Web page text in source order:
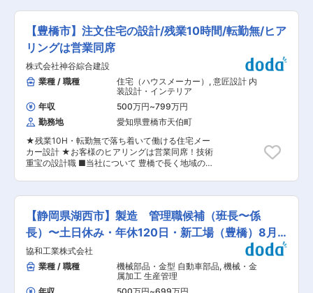
料理人へと成長できる、挑戦の環境があります。
<技術を極める環境> 和食の料理人として、妥
協せず技術を磨き、極めていける環境が整ってい
ます。また、客単価1万円の店舗であるため、
日々の業務で高級食材を扱う機会が多く、技術の
幅を広げることができます。 ＜早期の成長と提案
機会＞ 経験の豊かさに関係なく、入社間もない時
期から新メニューの提案が可能です。お客様に喜
んでいただける料理を追求し、早期にご自身の技
術を高め、成長を実感できます。 <情熱が活きる
職場> お客様に感動と喜びを提供する料理づくり
はもちろん、ご自身の成長を実感できる場です。
「和食のプロフェッショナルを目指したい」とい
な職場です。 変更の範囲：会社の定める業務
支えるプログラムの構築・改善を担当します。 ■
具体的な業務 ・デジタル日報システムの開発・導
入（工数削減、手入力廃止の推進） ・数百種類に
及ぶ既存システムのメンテナンス・トラブル対応
・ OS更新やPC入替に伴う動作確認・対応
（Excel/Accessの互換性確保など） ・ QRリーダ
ーやモニターなど周辺機器の動作確認 ■組織構
成： 現在3名体制（リーダー1名＋担当者2名）。
本業務に長けているメンバーのため、入社後は
OJTにて業務をキャッチアップいただきます。 ■
やりがい ・製造現場の声を直接反映し、システム
改善を通じて「現場の生産性向上」に貢献でき
る。 ・豊橋工場独自のシステムをゼロから構築・
改善する経験が積める。 ・トラブル対応を通じて
幅広いシステム知識が身につく。 ■魅力： ・安
定した環境：長く勤める社員が多く、腰を据えて
量のある仕事：現場の声を直接反映し、自分の工
夫でシステムを改善できる ・キャリア形成：ベテ
ラン社員から知識を吸収しながら、次世代の中核
人材として成長できる 〜以下のような思いのある
方マッチします！〜 ・現場の人とコミュニケーシ
ョンを取りながら、ニーズをシステムに落とし込
むことが得意な方 ・トラブル対応や未知のシステ
ムに触れることを「学びの機会」と捉えられる方
【豊橋市】注文住宅の設計/残業10時間/転勤無/ヒア
リングは営業同席
株式会社神谷綜合建設
業種 / 職種
住宅（ハウスメーカー） , 意匠設計 内
装設計・インテリア
年収
500万円~799万円
勤務地
愛知県豊橋市天伯町
★残業10H・転勤無で落ち着いて働ける住宅メー
カー設計 ★お客様のヒアリングは営業同席！技術
重宝の設計職 ■当社について 豊橋で長く地域の
伸ばしています。より多くのお客様の対応ができ
るよう、設計職の募集を開始いたしました ■業務
内容 「デザイン」と「性能」、両面を追求する注
文住宅の設計をお任せします。 《具体的には》 ◎
ヒアリング お客様との打合せに同席して、イメー
ジや要望のヒアリング、提案を行っていただきま
す。 【打合せ同席について】 お客様との打ち合
わせは、営業と二人三脚で行います。事務所で設
計に集中してきた 等で、ヒアリング力に不安があ
【静岡県湖西市】製造 管理職候補（班長〜係
長）〜土日休み・年休120日・新工場（豊橋）8月
竣工〜
協和工業株式会社
業種 / 職種
機械部品・金型 自動車部品, 機械・金
属加工 生産管理